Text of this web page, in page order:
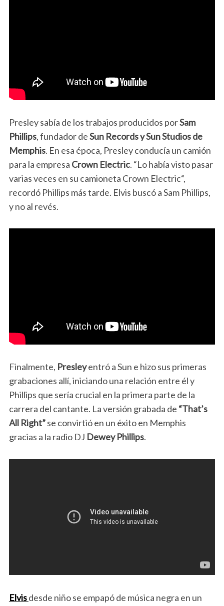
Presley sabía de los trabajos producidos porSam
Phillips, fundador deSun Records y Sun Studios de
Memphis. En esa época, Presley conducía un camión
para la empresa Crown Electric. “Lo había visto pasar
varias veces en su camioneta Crown Electric“,
recordó Phillips más tarde. Elvis buscó a Sam Phillips,
y no al revés.
Finalmente, Presleyentró a Sun e hizo sus primeras
grabaciones allí, iniciando una relación entre él y
Phillips que sería crucial en la primera parte de la
carrera del cantante. La versión grabada de “That’s
All Right”se convirtió en un éxito en Memphis
gracias a la radio DJ Dewey Phillips.
Elvisdesde niño se empapó de música negra en un